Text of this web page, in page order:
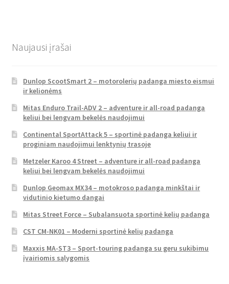
Naujausi įrašai
Dunlop ScootSmart 2 – motorolerių padanga miesto eismui
ir kelionėms
Mitas Enduro Trail-ADV 2 – adventure ir all-road padanga
keliui bei lengvam bekelės naudojimui
Continental SportAttack 5 – sportinė padanga keliui ir
proginiam naudojimui lenktynių trasoje
Metzeler Karoo 4 Street – adventure ir all-road padanga
keliui bei lengvam bekelės naudojimui
Dunlop Geomax MX34 – motokroso padanga minkštai ir
vidutinio kietumo dangai
Mitas Street Force – Subalansuota sportinė kelių padanga
CST CM-NK01 – Moderni sportinė kelių padanga
Maxxis MA-ST3 – Sport-touring padanga su geru sukibimu
įvairiomis sąlygomis